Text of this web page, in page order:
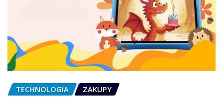
TECHNOLOGIA ZAKUPY